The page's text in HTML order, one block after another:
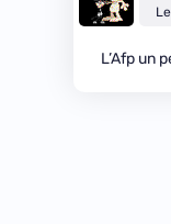
L’Afp un